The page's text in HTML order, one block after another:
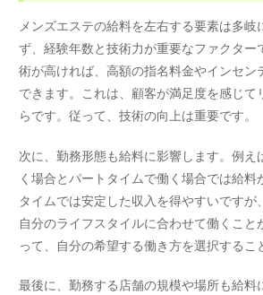
メンズエステの給料を左右する要素は多岐
ず、経験年数と技術力が重要なファクター
術が高ければ、高額の指名料金やインセン
できます。これは、顧客が満足度を感じて
らです。従って、技術の向上は重要です。
次に、勤務形態も給料に影響します。例え
く場合とパートタイムで働く場合では給
タイムでは安定した収入を得やすいですが
自分のライフスタイルに合わせて働くこと
って、自分の希望する働き方を選択するこ
最後に、勤務する店舗の規模や場所も給料